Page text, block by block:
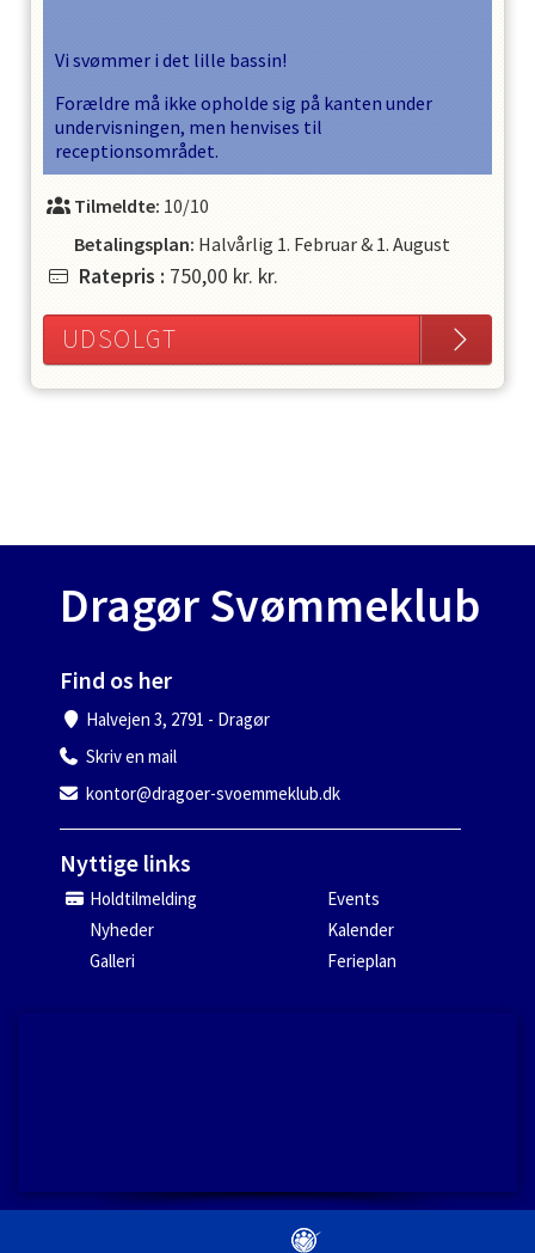
Vi svømmer i det lille bassin!
Forældre må ikke opholde sig på kanten under
undervisningen, men henvises til
receptionsområdet.
Tilmeldte: 10/10
Betalingsplan: Halvårlig 1. Februar& 1. August
Ratepris : 750,00 kr. kr.
UDSOLGT
Dragør Svømmeklub
Find os her
Halvejen 3, 2791 - Dragør
Skriv en mail
kontor@dragoer-svoemmeklub.dk
Nyttige links
Holdtilmelding
Events
Nyheder
Kalender
Galleri
Ferieplan